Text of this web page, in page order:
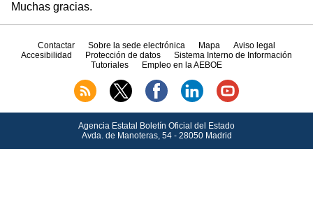
Muchas gracias.
Contactar Sobre la sede electrónica Mapa
Aviso legal
Accesibilidad
Protección de datos
Sistema Interno de Información
Tutoriales
Empleo en la AEBOE
Agencia Estatal Boletín Oficial del Estado
Avda.de Manoteras, 54 - 28050 Madrid